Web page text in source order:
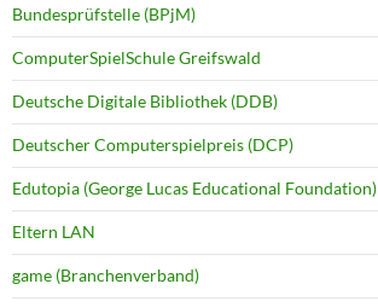
Bundesprüfstelle (BPjM)
ComputerSpielSchule Greifswald
Deutsche Digitale Bibliothek (DDB)
Deutscher Computerspielpreis (DCP)
Edutopia (George Lucas Educational Foundation)
Eltern LAN
game (Branchenverband)